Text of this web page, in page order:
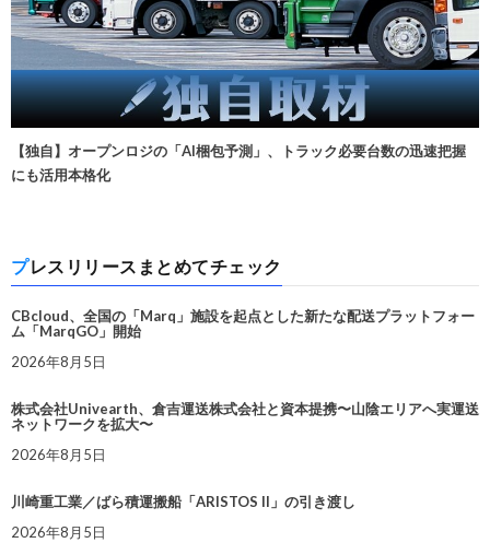
【独自】オープンロジの「AI梱包予測」、トラック必要台数の迅速把握
にも活用本格化
プレスリリースまとめてチェック
CBcloud、全国の「Marq」施設を起点とした新たな配送プラットフォー
ム「MarqGO」開始
2026年8月5日
株式会社Univearth、倉吉運送株式会社と資本提携〜山陰エリアへ実運送
ネットワークを拡大〜
2026年8月5日
川崎重工業／ばら積運搬船「ARISTOS II」の引き渡し
2026年8月5日